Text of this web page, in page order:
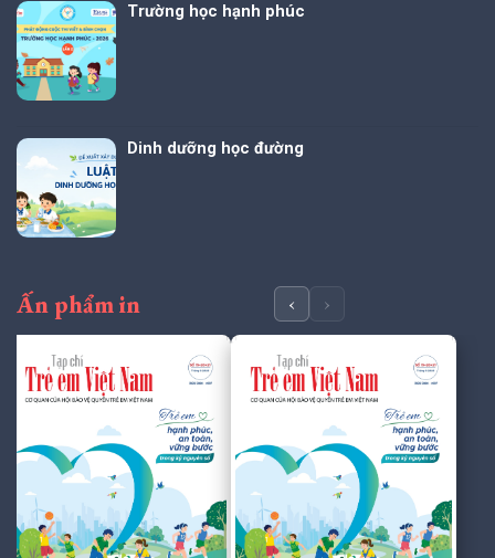
Trường học hạnh phúc
Dinh dưỡng học đường
Ấn phẩm in ‹ ›